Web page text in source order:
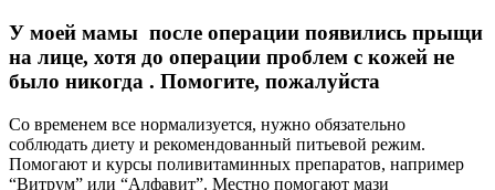
У моей мамы после операции появились прыщи
на лице, хотя до операции проблем с кожей не
было никогда . Помогите, пожалуйста
Со временем все нормализуется, нужно обязательно
соблюдать диету и рекомендованный питьевой режим.
Помогают и курсы поливитаминных препаратов, например
“Витрум” или “Алфавит”. Местно помогают мази